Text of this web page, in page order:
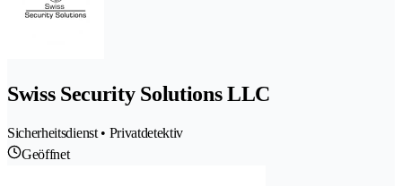
Swiss Security Solutions LLC
Sicherheitsdienst • Privatdetektiv
Geöffnet